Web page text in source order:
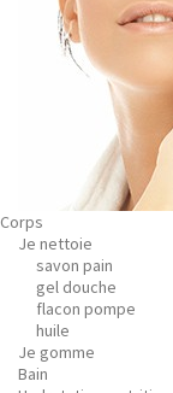
Corps
Je nettoie
savon pain
gel douche
flacon pompe
huile
Je gomme
Bain